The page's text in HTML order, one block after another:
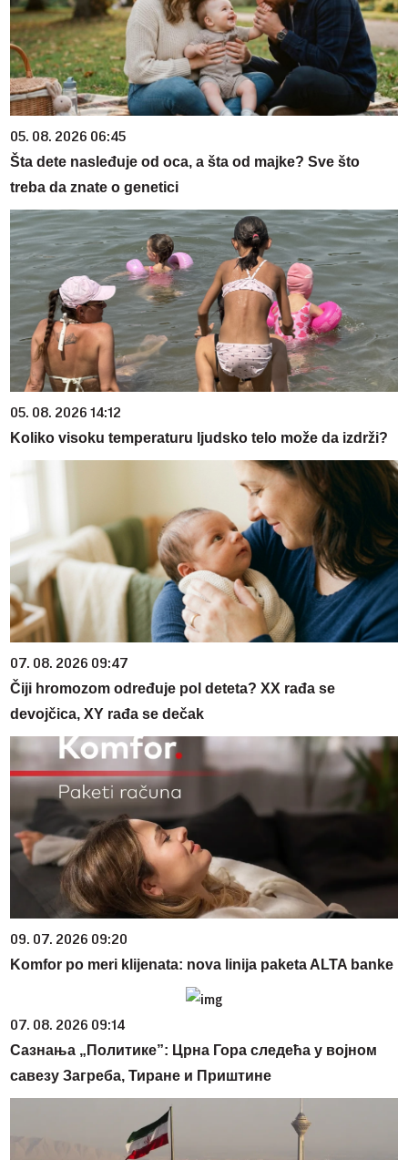
05. 08. 2026 06:45
Šta dete nasleđuje od oca, a šta od majke? Sve što
treba da znate o genetici
05. 08. 2026 14:12
Koliko visoku temperaturu ljudsko telo može da izdrži?
07. 08. 2026 09:47
Čiji hromozom određuje pol deteta? XX rađa se
devojčica, XY rađa se dečak
09. 07. 2026 09:20
Komfor po meri klijenata: nova linija paketa ALTA banke
07. 08. 2026 09:14
Сазнања „Политике”: Црна Гора следећа у војном
савезу Загреба, Тиране и Приштине